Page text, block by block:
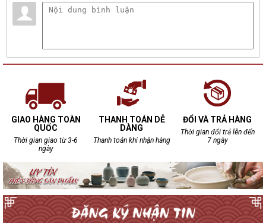
GIAO HÀNG TOÀN
QUỐC
Thời gian giao từ 3-6
ngày
THANH TOÁN DỄ
DÀNG
Thanh toán khi nhận hàng
ĐỔI VÀ TRẢ HÀNG
Thời gian đổi trả lên đến
7 ngày